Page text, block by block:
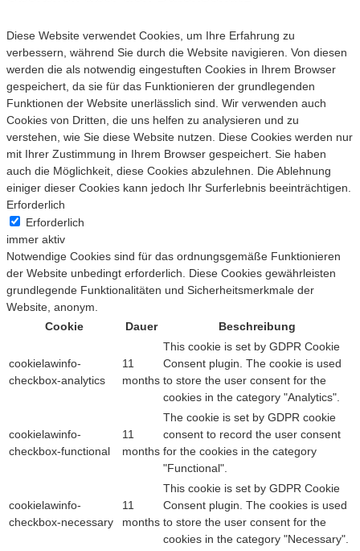
Diese Website verwendet Cookies, um Ihre Erfahrung zu
verbessern, während Sie durch die Website navigieren. Von diesen
werden die als notwendig eingestuften Cookies in Ihrem Browser
gespeichert, da sie für das Funktionieren der grundlegenden
Funktionen der Website unerlässlich sind. Wir verwenden auch
Cookies von Dritten, die uns helfen zu analysieren und zu
verstehen, wie Sie diese Website nutzen. Diese Cookies werden nur
mit Ihrer Zustimmung in Ihrem Browser gespeichert. Sie haben
auch die Möglichkeit, diese Cookies abzulehnen. Die Ablehnung
einiger dieser Cookies kann jedoch Ihr Surferlebnis beeinträchtigen.
Erforderlich
Erforderlich
immer aktiv
Notwendige Cookies sind für das ordnungsgemäße Funktionieren
der Website unbedingt erforderlich. Diese Cookies gewährleisten
grundlegende Funktionalitäten und Sicherheitsmerkmale der
Website, anonym.
Cookie
Dauer Beschreibung
cookielawinfo-
checkbox-analytics
11
months
This cookie is set by GDPR Cookie
Consent plugin. The cookie is used
to store the user consent for the
cookies in the category "Analytics".
cookielawinfo-
checkbox-functional
11
months
The cookie is set by GDPR cookie
consent to record the user consent
for the cookies in the category
"Functional".
cookielawinfo-
checkbox-necessary
11
months
This cookie is set by GDPR Cookie
Consent plugin. The cookies is used
to store the user consent for the
cookies in the category "Necessary".